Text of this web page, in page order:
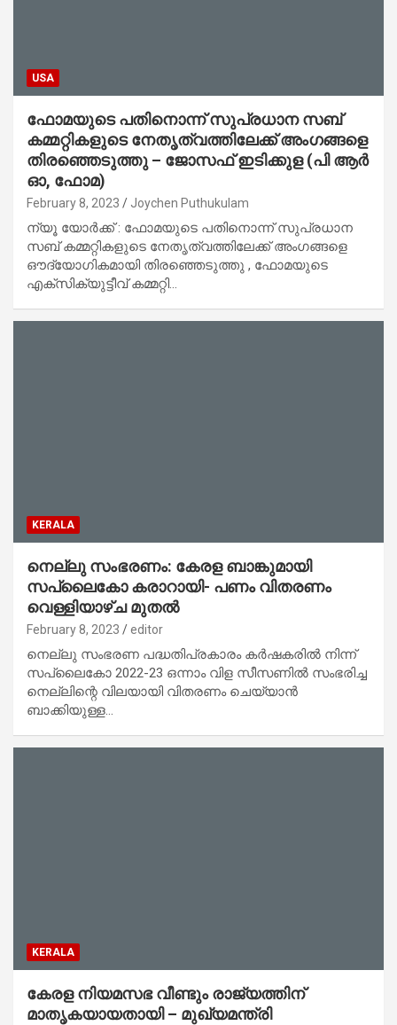
USA
ഫോമയുടെ പതിനൊന്ന് സുപ്രധാന സബ്
കമ്മറ്റികളുടെ നേതൃത്വത്തിലേക്ക് അംഗങ്ങളെ
തിരഞ്ഞെടുത്തു – ജോസഫ് ഇടിക്കുള (പി ആർ
ഓ, ഫോമ)
February 8, 2023 Joychen Puthukulam
ന്യൂ യോർക്ക് : ഫോമയുടെ പതിനൊന്ന് സുപ്രധാന
സബ് കമ്മറ്റികളുടെ നേതൃത്വത്തിലേക്ക് അംഗങ്ങളെ
ഔദ്യോഗികമായി തിരഞ്ഞെടുത്തു , ഫോമയുടെ
എക്സിക്യുട്ടീവ് കമ്മറ്റി…
KERALA
നെല്ലു സംഭരണം: കേരള ബാങ്കുമായി
സപ്ലൈകോ കരാറായി- പണം വിതരണം
വെള്ളിയാഴ്ച മുതൽ
February 8, 2023 editor
നെല്ലു സംഭരണ പദ്ധതിപ്രകാരം കർഷകരിൽ നിന്ന്
സപ്ലൈകോ 2022-23 ഒന്നാം വിള സീസണിൽ സംഭരിച്ച
നെല്ലിന്റെ വിലയായി വിതരണം ചെയ്യാൻ
ബാക്കിയുള്ള…
KERALA
കേരള നിയമസഭ വീണ്ടും രാജ്യത്തിന്
മാതൃകയായതായി – മുഖ്യമന്ത്രി